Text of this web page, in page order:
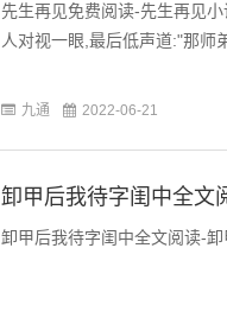
先生再见免费阅读-先生再见
人对视一眼,最后低声道:"那师
九通 2022-06-21
卸甲后我待字闺中全文
卸甲后我待字闺中全文阅读-